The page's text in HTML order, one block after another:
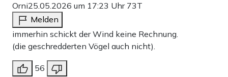
Orni25.05.2026 um 17:23 Uhr 73T
Melden
immerhin schickt der Wind keine Rechnung.
(die geschredderten Vögel auch nicht).
56